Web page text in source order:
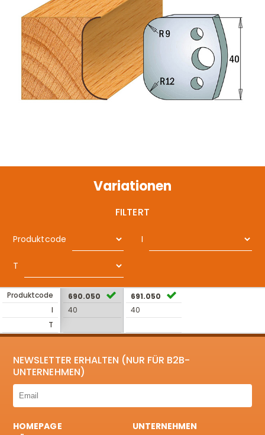
Variationen
FILTERT
Produktcode I
T
Produktcode
I
T
690.050
40
691.050
40
NEWSLETTER ERHALTEN (NUR FÜR B2B-
UNTERNEHMEN)
HOMEPAGE
UNTERNEHMEN